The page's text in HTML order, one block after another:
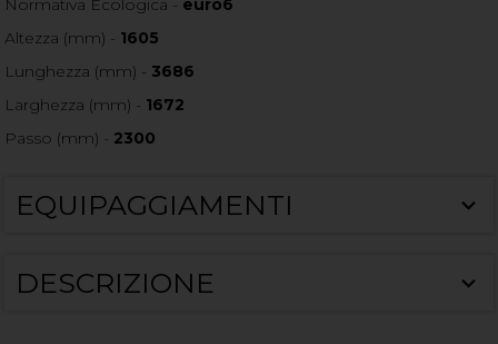
Normativa Ecologica - euro6
Altezza (mm) - 1605
Lunghezza (mm) - 3686
Larghezza (mm) - 1672
Passo (mm) - 2300
EQUIPAGGIAMENTI
DESCRIZIONE